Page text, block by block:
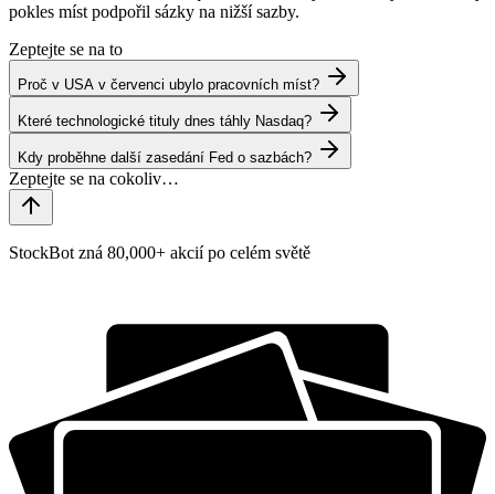
pokles míst podpořil sázky na nižší sazby.
Zeptejte se na to
Proč v USA v červenci ubylo pracovních míst?
Které technologické tituly dnes táhly Nasdaq?
Kdy proběhne další zasedání Fed o sazbách?
StockBot zná 80,000+ akcií po celém světě